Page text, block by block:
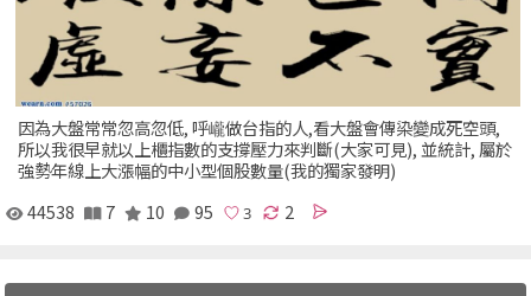
因為大盤常常忽高忽低, 呼巄做台指的人,看大盤會傳染變成死空頭,
所以我很早就以上櫃指數的支撐壓力來判斷(大家可見), 並統計, 屬於
強勢年線上大漲幅的中小型個股數量(我的獨家發明)
44538
7 10 95 2